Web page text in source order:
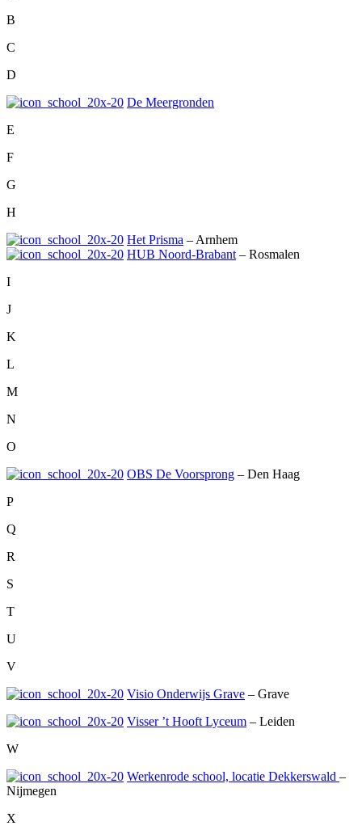
B
C
D
De Meergronden
E
F
G
H
Het Prisma – Arnhem
HUB Noord-Brabant – Rosmalen
I
J
K
L
M
N
O
OBS De Voorsprong – Den Haag
P
Q
R
S
T
U
V
Visio Onderwijs Grave – Grave
Visser ’t Hooft Lyceum – Leiden
W
Werkenrode school, locatie Dekkerswald –
Nijmegen
X